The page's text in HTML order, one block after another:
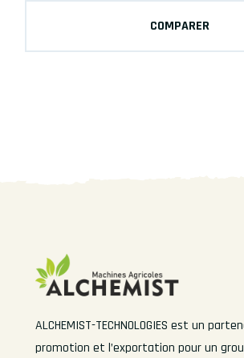
ALCHEMIST-TECHNOLOGIES est un
promotion et l’exportation pour un